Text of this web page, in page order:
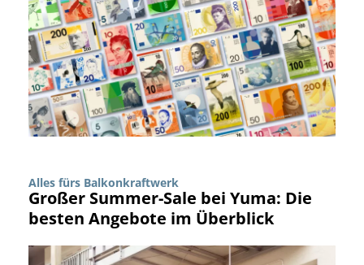
Alles fürs Balkonkraftwerk
Großer Summer-Sale bei Yuma: Die
besten Angebote im Überblick